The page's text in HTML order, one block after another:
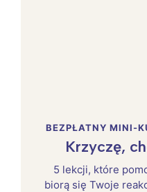
BEZPŁATNY MINI-
Krzyczę,
5 lekcji, które
biorą się Twoje